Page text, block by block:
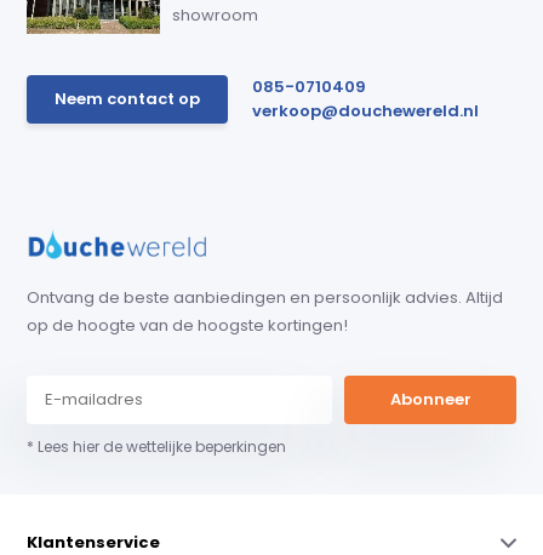
showroom
Neem contact op
085-0710409
verkoop@douchewereld.nl
Ontvang de beste aanbiedingen en persoonlijk advies. Altijd
op de hoogte van de hoogste kortingen!
Abonneer
* Lees hier de wettelijke beperkingen
Klantenservice